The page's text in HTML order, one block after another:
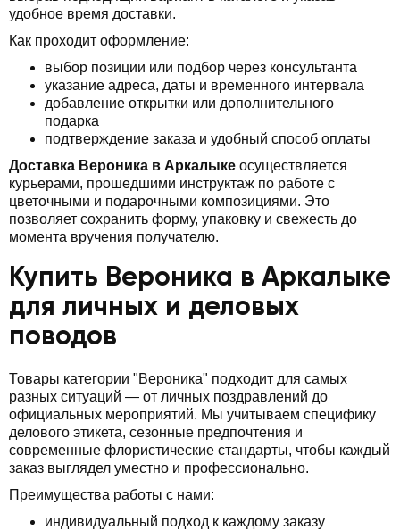
удобное время доставки.
Как проходит оформление:
выбор позиции или подбор через консультанта
указание адреса, даты и временного интервала
добавление открытки или дополнительного
подарка
подтверждение заказа и удобный способ оплаты
Доставка Вероника в Аркалыке осуществляется
курьерами, прошедшими инструктаж по работе с
цветочными и подарочными композициями. Это
позволяет сохранить форму, упаковку и свежесть до
момента вручения получателю.
Купить Вероника в Аркалыке
для личных и деловых
поводов
Товары категории "Вероника" подходит для самых
разных ситуаций — от личных поздравлений до
официальных мероприятий. Мы учитываем специфику
делового этикета, сезонные предпочтения и
современные флористические стандарты, чтобы каждый
заказ выглядел уместно и профессионально.
Преимущества работы с нами:
индивидуальный подход к каждому заказу